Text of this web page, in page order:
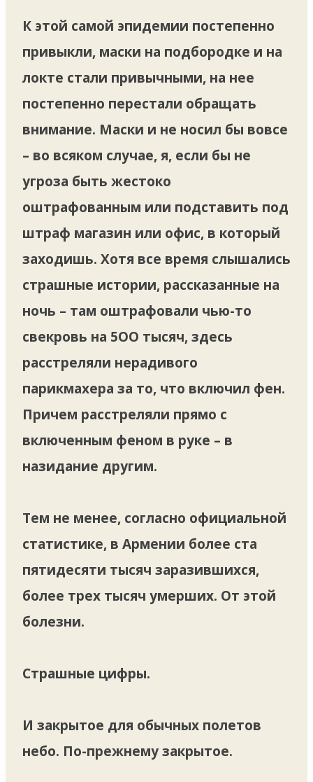
К этой самой эпидемии постепенно
привыкли, маски на подбородке и на
локте стали привычными, на нее
постепенно перестали обращать
внимание. Маски и не носил бы вовсе
– во всяком случае, я, если бы не
угроза быть жестоко
оштрафованным или подставить под
штраф магазин или офис, в который
заходишь. Хотя все время слышались
страшные истории, рассказанные на
ночь – там оштрафовали чью-то
свекровь на 5ОО тысяч, здесь
расстреляли нерадивого
парикмахера за то, что включил фен.
Причем расстреляли прямо с
включенным феном в руке – в
назидание другим.
Тем не менее, согласно официальной
статистике, в Армении более ста
пятидесяти тысяч заразившихся,
более трех тысяч умерших. От этой
болезни.
Страшные цифры.
И закрытое для обычных полетов
небо. По-прежнему закрытое.